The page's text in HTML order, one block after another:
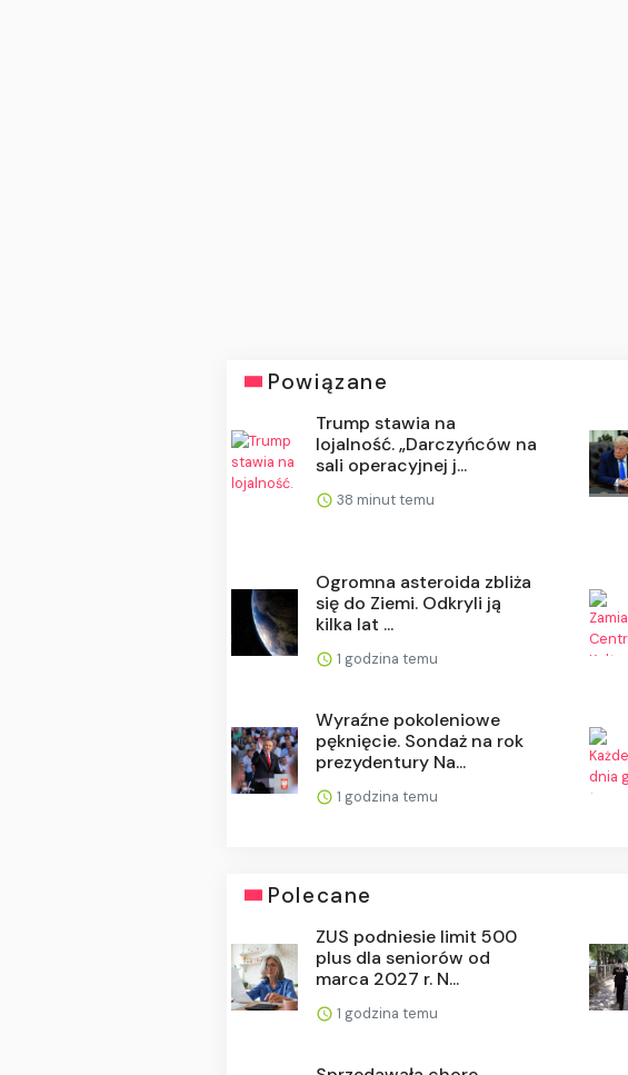
Powiązane
Trump stawia na
lojalność. „Darczyńców na
sali operacyjnej j...
38 minut temu
Ogromna asteroida zbliża
się do Ziemi. Odkryli ją
kilka lat ...
1 godzina temu
Wyraźne pokoleniowe
pęknięcie. Sondaż na rok
prezydentury Na...
1 godzina temu
Polecane
ZUS podniesie limit 500
plus dla seniorów od
marca 2027 r. N...
1 godzina temu